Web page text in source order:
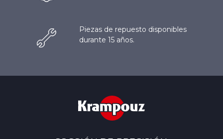
Piezas de repuesto disponibles
durante 15 años.